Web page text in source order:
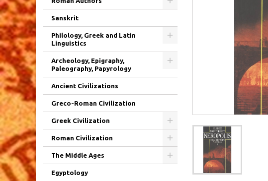
Sanskrit
Philology, Greek and Latin
Linguistics
Archeology, Epigraphy,
Paleography, Papyrology
Ancient Civilizations
Greco-Roman Civilization
Greek Civilization
Roman Civilization
The Middle Ages
Egyptology